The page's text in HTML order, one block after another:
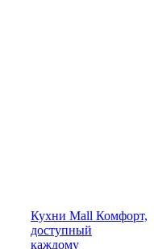
Кухни Mall Комфорт,
доступный
каждому